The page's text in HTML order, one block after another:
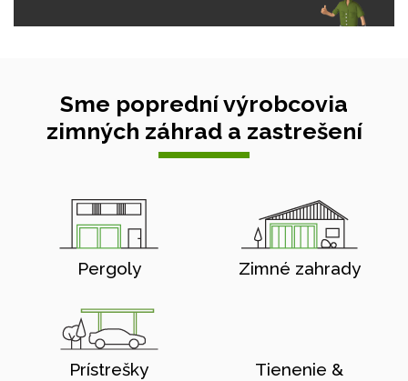
Sme poprední výrobcovia
zimných záhrad a zastrešení
Pergoly Zimné zahrady
Prístrešky
Tienenie &